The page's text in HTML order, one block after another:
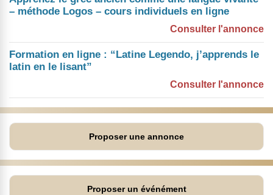
– méthode Logos – cours individuels en ligne
Consulter l'annonce
Formation en ligne : “Latine Legendo, j’apprends le
latin en le lisant”
Consulter l'annonce
Proposer une annonce
Proposer un événément